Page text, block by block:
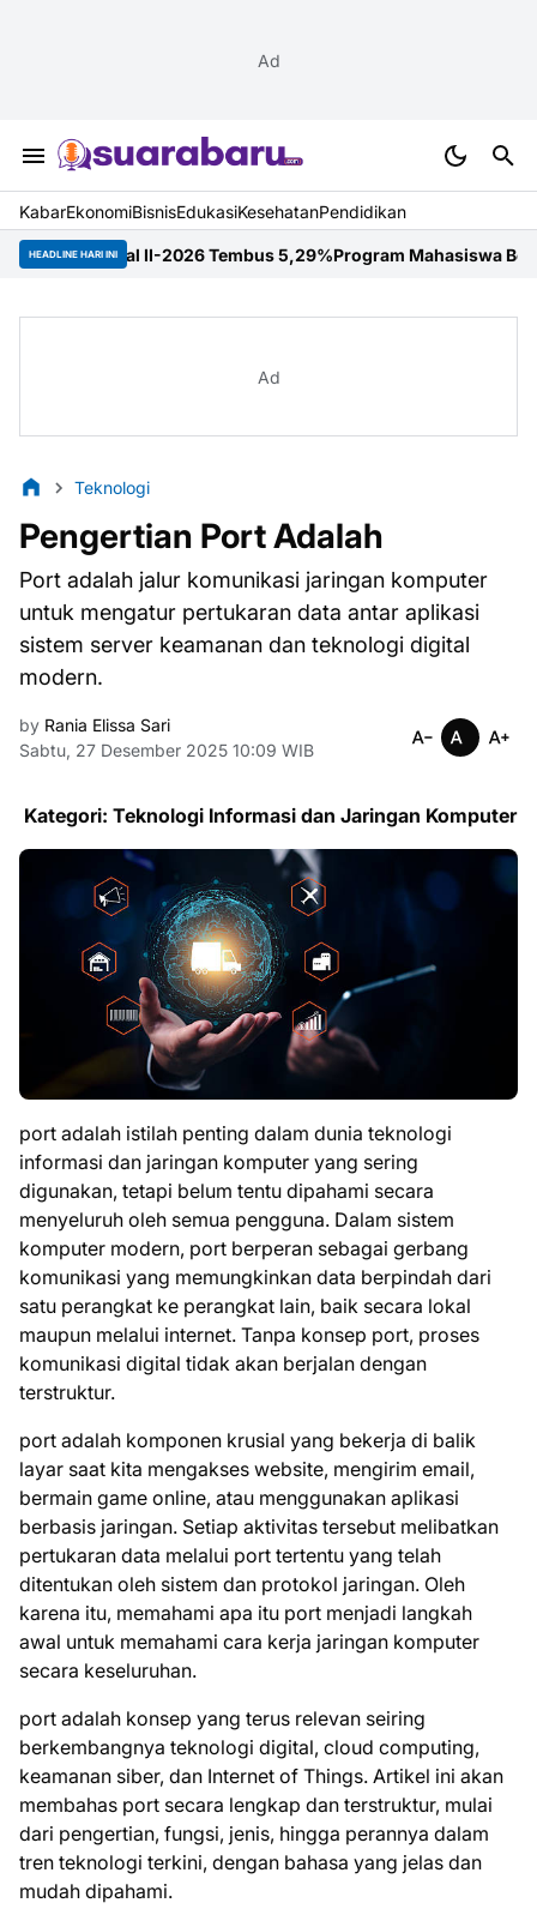
Ad
KabarEkonomiBisnisEdukasiKesehatanPendidikan
HEADLINE HARI INI
II-2026 Tembus 5,29%Program Mahasiswa Berdampak
Ad
Teknologi
Pengertian Port Adalah
Port adalah jalur komunikasi jaringan komputer
untuk mengatur pertukaran data antar aplikasi
sistem server keamanan dan teknologi digital
modern.
by Rania Elissa Sari
Sabtu, 27 Desember 2025 10:09 WIB
Kategori: Teknologi Informasi dan Jaringan Komputer
port adalah istilah penting dalam dunia teknologi
informasi dan jaringan komputer yang sering
digunakan, tetapi belum tentu dipahami secara
menyeluruh oleh semua pengguna. Dalam sistem
komputer modern, port berperan sebagai gerbang
komunikasi yang memungkinkan data berpindah dari
satu perangkat ke perangkat lain, baik secara lokal
maupun melalui internet. Tanpa konsep port, proses
komunikasi digital tidak akan berjalan dengan
terstruktur.
port adalah komponen krusial yang bekerja di balik
layar saat kita mengakses website, mengirim email,
bermain game online, atau menggunakan aplikasi
berbasis jaringan. Setiap aktivitas tersebut melibatkan
pertukaran data melalui port tertentu yang telah
ditentukan oleh sistem dan protokol jaringan. Oleh
karena itu, memahami apa itu port menjadi langkah
awal untuk memahami cara kerja jaringan komputer
secara keseluruhan.
port adalah konsep yang terus relevan seiring
berkembangnya teknologi digital, cloud computing,
keamanan siber, dan Internet of Things. Artikel ini akan
membahas port secara lengkap dan terstruktur, mulai
dari pengertian, fungsi, jenis, hingga perannya dalam
tren teknologi terkini, dengan bahasa yang jelas dan
mudah dipahami.